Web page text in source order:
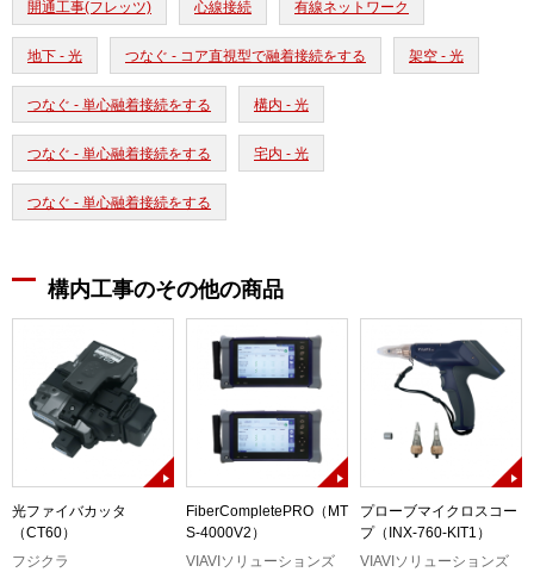
開通工事(フレッツ) 心線接続 有線ネットワーク
地下 - 光 つなぐ - コア直視型で融着接続をする 架空 - 光
つなぐ - 単心融着接続をする 構内 - 光
つなぐ - 単心融着接続をする 宅内 - 光
つなぐ - 単心融着接続をする
構内工事のその他の商品
光ファイバカッタ
（CT60）
フジクラ
FiberCompletePRO（MT
S-4000V2）
VIAVIソリューションズ
プローブマイクロスコー
プ（INX-760-KIT1）
VIAVIソリューションズ